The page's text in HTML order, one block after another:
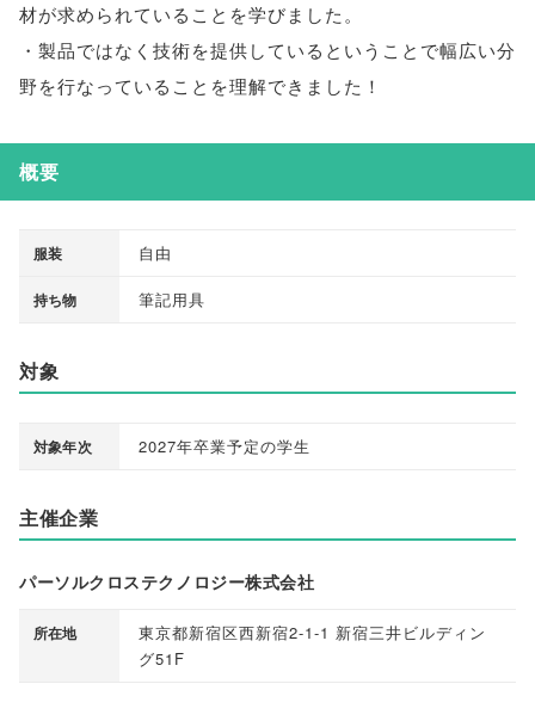
材が求められていることを学びました。
・製品ではなく技術を提供しているということで幅広い分
野を行なっていることを理解できました！
概要
服装 自由
持ち物 筆記用具
対象
対象年次 2027年卒業予定の学生
主催企業
パーソルクロステクノロジー株式会社
所在地
東京都新宿区西新宿2-1-1 新宿三井ビルディン
グ51F